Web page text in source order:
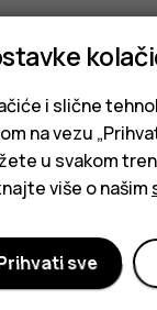
i slične
na vezu
u svakom
više o našim
sve